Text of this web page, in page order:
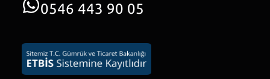
0546 443 90 05